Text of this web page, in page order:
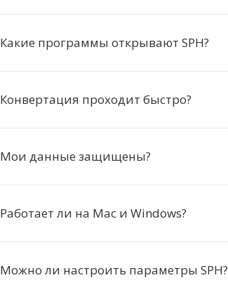
Какие программы открывают SPH?
Конвертация проходит быстро?
Мои данные защищены?
Работает ли на Mac и Windows?
Можно ли настроить параметры SPH?